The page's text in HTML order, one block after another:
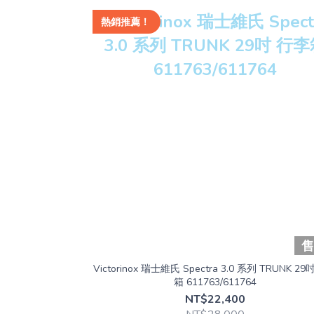
熱銷推薦！
Victorinox 瑞士維氏 Spectra 3.0 系列 TRUNK 29
箱 611763/611764
NT$22,400